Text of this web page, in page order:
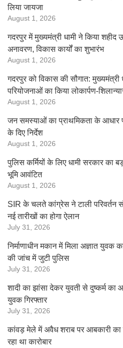
लिया जायजा
August 1, 2026
गदरपुर में मुख्यमंत्री धामी ने किया शहीद
अनावरण, विकास कार्यों का शुभारंभ
August 1, 2026
गदरपुर को विकास की सौगात:
परियोजनाओं का किया लोकार्पण-
August 1, 2026
जन समस्याओं का प्राथमिकता के आधार
के दिए निर्देश
August 1, 2026
पुलिस कर्मियों के लिए धामी सरकार का
भूमि आवंटित
August 1, 2026
SIR के चलते कांग्रेस ने टाली परिवर्तन
नई तारीखों का होगा ऐलान
July 31, 2026
निर्माणाधीन मकान में मिला अज्ञात
की जांच में जुटी पुलिस
July 31, 2026
शादी का झांसा देकर युवती से दुष्कर्म का
युवक गिरफ्तार
July 31, 2026
कांवड़ मेले में अवैध शराब पर आबकारी
रहा था कारोबार